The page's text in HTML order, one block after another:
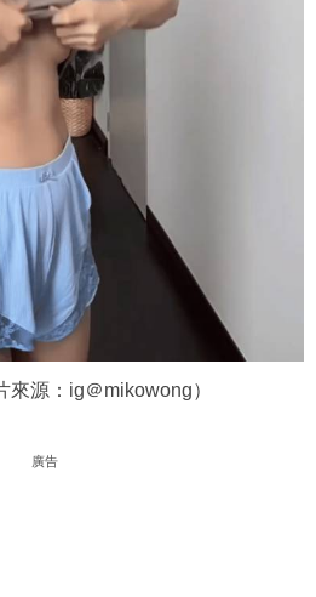
來源：ig＠mikowong）
廣告